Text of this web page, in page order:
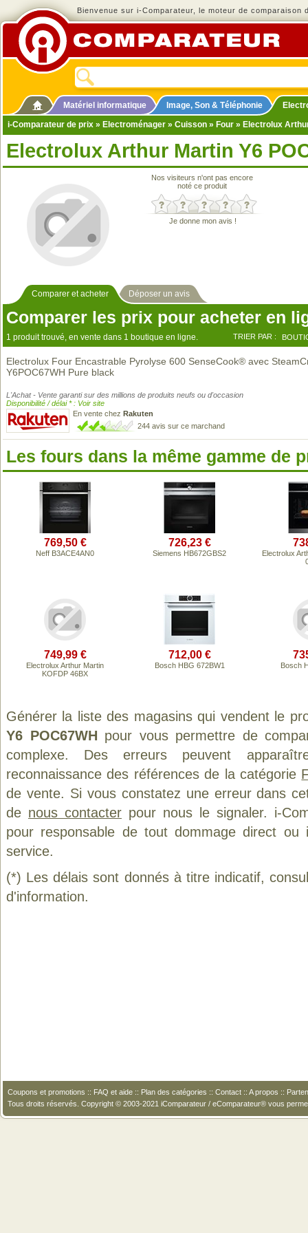
Bienvenue sur i-Comparateur, le moteur de comparaison
Matériel informatique Image, Son & Téléphonie
i-Comparateur de prix » Electroménager » Cuisson » Four » Electrolux
Electrolux Arthur Martin Y6
Nos visiteurs n'ont pas encore
noté ce produit
Je donne mon avis !
Comparer et acheter Déposer un avis
Comparer les prix pour acheter en
1 produit trouvé, en vente dans 1 boutique en ligne. TRIER PAR :
Electrolux Four Encastrable Pyrolyse 600 SenseCook® avec
Y6POC67WH Pure black
L'Achat - Vente garanti sur des millions de produits neufs ou d'occasion
Disponibilité / délai * : Voir site
En vente chez Rakuten
244 avis sur ce marchand
Les fours dans la même gamme de
769,50 €
Neff B3ACE4AN0
726,23 €
Siemens HB672GBS2
Electrolux
749,99 €
Electrolux Arthur Martin
KOFDP 46BX
712,00 €
Bosch HBG 672BW1 Bosch
Générer la liste des magasins qui vendent le
Y6 POC67WH pour vous permettre de
complexe. Des erreurs peuvent
reconnaissance des références de la catégorie
de vente. Si vous constatez une erreur dans
de nous contacter pour nous le signaler. i-
pour responsable de tout dommage direct
service.
(*) Les délais sont donnés à titre indicatif,
d'information.
Coupons et promotions :: FAQ et aide :: Plan des catégories :: Contact :: A propos ::
Tous droits réservés. Copyright © 2003-2021 iComparateur / eComparateur® vous